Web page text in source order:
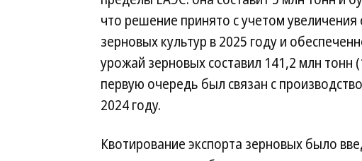
что решение принято с учетом
зерновых культур в 2025 году и
урожай зерновых составил 141,2 млн
первую очередь был связан с
2024 году.
Квотирование экспорта зерновых было